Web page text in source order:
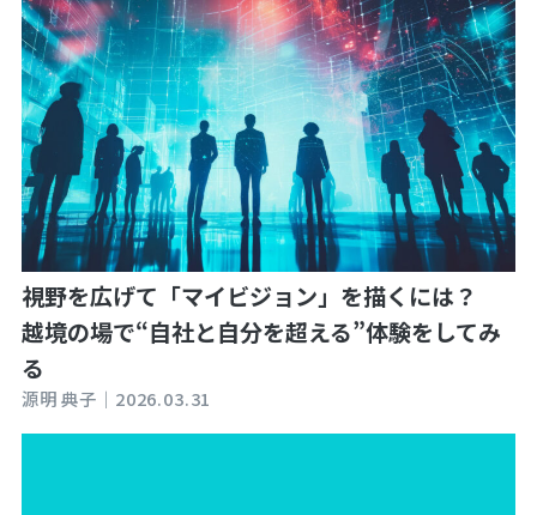
視野を広げて「マイビジョン」を描くには？
越境の場で“自社と自分を超える”体験をしてみ
る
源明 典子｜ 2026.03.31